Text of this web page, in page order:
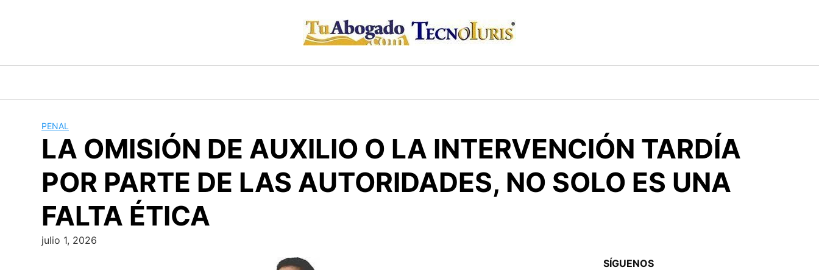
PENAL
LA OMISIÓN DE AUXILIO O LA INTERVENCIÓN TARDÍA
POR PARTE DE LAS AUTORIDADES, NO SOLO ES UNA
FALTA ÉTICA
julio 1, 2026
SÍGUENOS